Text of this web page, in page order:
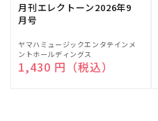
月刊エレクトーン2026年9
月号
販
売
元:
ヤマハミュージックエンタテインメ
ントホールディングス
通常価格
1,430 円（税込）